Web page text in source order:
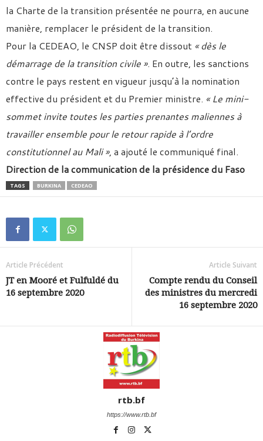
la Charte de la transition présentée ne pourra, en aucune
manière, remplacer le président de la transition.
Pour la CEDEAO, le CNSP doit être dissout « dès le
démarrage de la transition civile ». En outre, les sanctions
contre le pays restent en vigueur jusqu’à la nomination
effective du président et du Premier ministre. « Le mini-
sommet invite toutes les parties prenantes maliennes à
travailler ensemble pour le retour rapide à l’ordre
constitutionnel au Mali », a ajouté le communiqué final.
Direction de la communication de la présidence du Faso
TAGS BURKINA CEDEAO
Article Précédent
JT en Mooré et Fulfuldé du
16 septembre 2020
Article Suivant
Compte rendu du Conseil
des ministres du mercredi
16 septembre 2020
rtb.bf
https://www.rtb.bf